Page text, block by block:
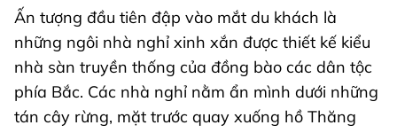
Ấn tượng đầu tiên đập vào mắt du khách là
những ngôi nhà nghỉ xinh xắn được thiết kế kiểu
nhà sàn truyền thống của đồng bào các dân tộc
phía Bắc. Các nhà nghỉ nằm ẩn mình dưới những
tán cây rừng, mặt trước quay xuống hồ Thăng